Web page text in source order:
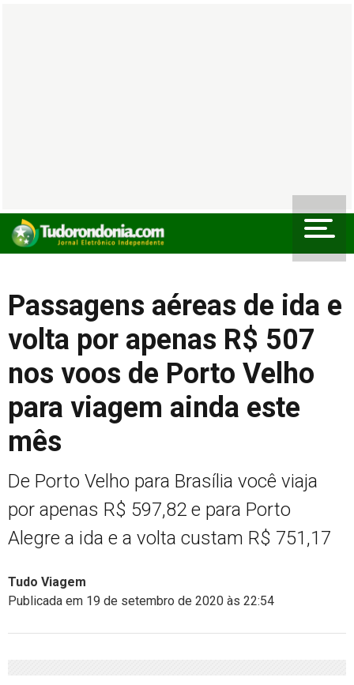
Passagens aéreas de ida e
volta por apenas R$ 507
nos voos de Porto Velho
para viagem ainda este
mês
De Porto Velho para Brasília você viaja
por apenas R$ 597,82 e para Porto
Alegre a ida e a volta custam R$ 751,17
Tudo Viagem
Publicada em 19 de setembro de 2020 às 22:54